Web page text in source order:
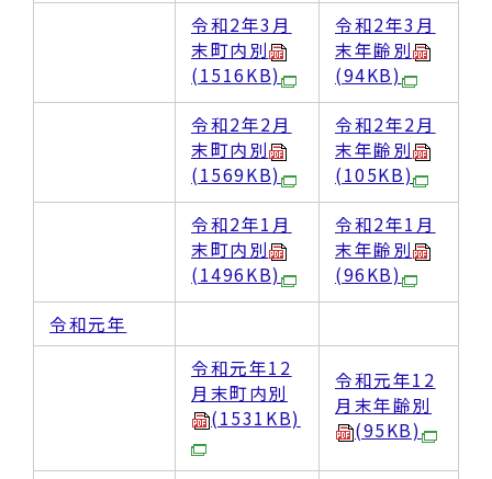
令和2年3月
末町内別
(1516KB)
令和2年3月
末年齢別
(94KB)
令和2年2月
末町内別
(1569KB)
令和2年2月
末年齢別
(105KB)
令和2年1月
末町内別
(1496KB)
令和2年1月
末年齢別
(96KB)
令和元年
令和元年12
月末町内別
(1531KB)
令和元年12
月末年齢別
(95KB)